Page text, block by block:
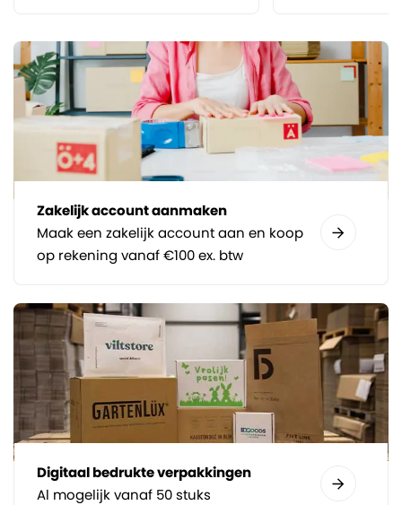
Zakelijk account aanmaken
Maak een zakelijk account aan en koop
op rekening vanaf €100 ex. btw
Digitaal bedrukte verpakkingen
Al mogelijk vanaf 50 stuks